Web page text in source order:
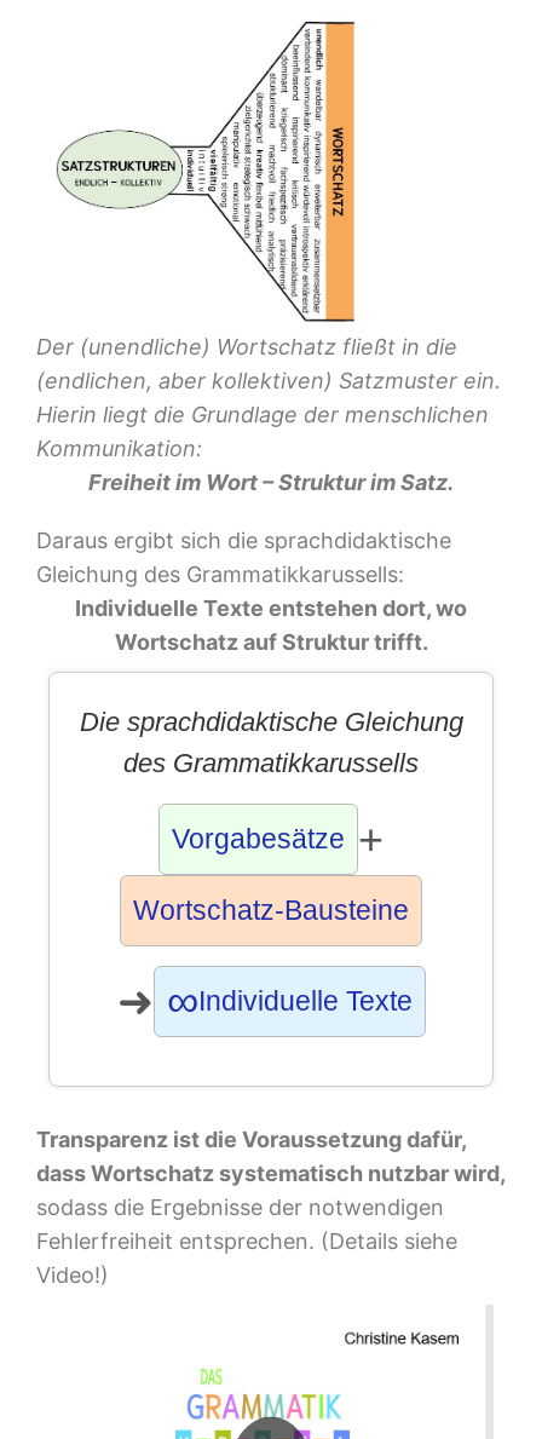
Der (unendliche) Wortschatz fließt in die
(endlichen, aber kollektiven) Satzmuster ein.
Hierin liegt die Grundlage der menschlichen
Kommunikation:
Freiheit im Wort – Struktur im Satz.
Daraus ergibt sich die sprachdidaktische
Gleichung des Grammatikkarussells:
Individuelle Texte entstehen dort, wo
Wortschatz auf Struktur trifft.
Die sprachdidaktische Gleichung
des Grammatikkarussells
Vorgabesätze +
Wortschatz-Bausteine
➜ ∞Individuelle Texte
Transparenz ist die Voraussetzung dafür,
dass Wortschatz systematisch nutzbar wird,
sodass die Ergebnisse der notwendigen
Fehlerfreiheit entsprechen. (Details siehe
Video!)